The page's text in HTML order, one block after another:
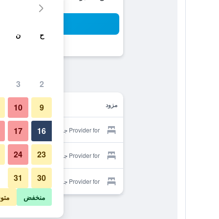
مزود
Provider for جرين هوتل
Provider for جرين هوتل
Provider for جرين هوتل
ح ن
2
3
9
10
16
17
23
24
30
31
منخفض